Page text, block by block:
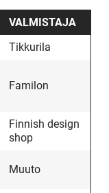
VALMISTAJA
Tikkurila
Familon
Finnish design
shop
Muuto